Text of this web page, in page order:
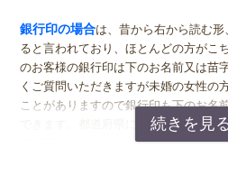
女関係なく大きいものをおすすめしま
り下さい。印材によっては、21.0ミリ
際は、各商品ページにてご確認くださ
銀行印の男性用は、16.5ミリがおすす
銀行印の場合は、昔から右から読む
ると言われており、ほとんどの方がこ
のお客様の銀行印は下のお名前又は苗
くご質問いただきますが未婚の女性の
ことがありますので銀行印も下のお名
できます。都道府県により登録できな